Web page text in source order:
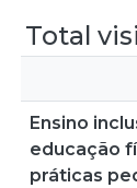
Total
Ensino
educação
práticas